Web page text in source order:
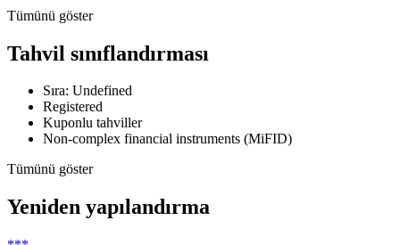
Tümünü göster
Tahvil sınıflandırması
Sıra: Undefined
Registered
Kuponlu tahviller
Non-complex financial instruments (MiFID)
Tümünü göster
Yeniden yapılandırma